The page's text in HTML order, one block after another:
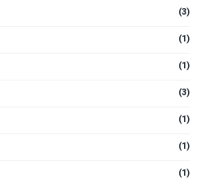
(3)
(1)
(1)
(3)
(1)
(1)
(1)